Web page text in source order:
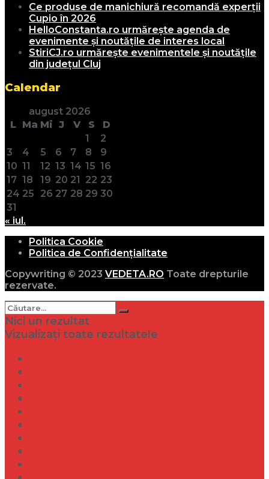
Ce produse de manichiură recomandă experții
Cupio în 2026
HelloConstanta.ro urmărește agenda de
evenimente și noutățile de interes local
StiriCJ.ro urmărește evenimentele și noutățile
din județul Cluj
Calendar
august 2026
L Ma Mi J V S
D
1
2
3
4 5 6 7 8
9
10 11 12 13 14 15 16
17 18 19 20 21 22 23
24 25 26 27 28 29 30
31
« iul.
Politica Cookie
Politica de Confidențialitate
Copywriting © 2023 VEDETA.RO Toate drepturile
rezervate.
Nici un rezultat
Vizualizați toate rezultatele